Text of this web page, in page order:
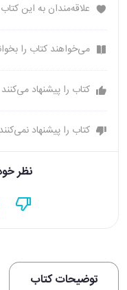
علاقه‌مندان به این کتاب
می‌خواهند کتاب را
کتاب را پیشنهاد می‌کنند
کتاب را پیشنهاد نمی‌کنند
نظر
توضیحات کتاب